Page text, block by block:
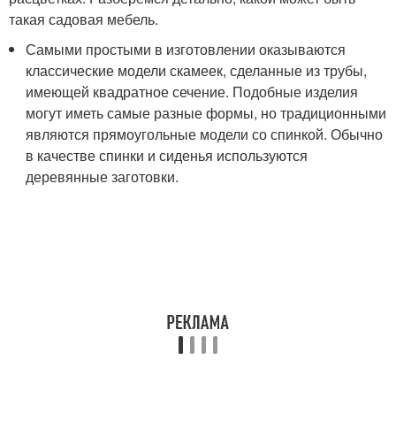
такая садовая мебель.
Самыми простыми в изготовлении оказываются
классические модели скамеек, сделанные из трубы,
имеющей квадратное сечение. Подобные изделия
могут иметь самые разные формы, но традиционными
являются прямоугольные модели со спинкой. Обычно
в качестве спинки и сиденья используются
деревянные заготовки.